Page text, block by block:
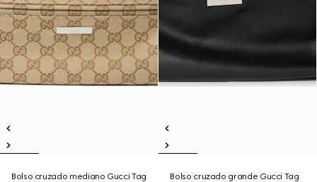
Bolso cruzado mediano Gucci Tag
Bolso cruzado grande Gucci Tag